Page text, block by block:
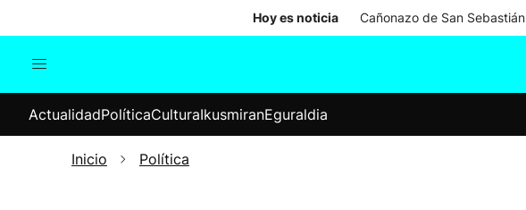
Hoy es noticia Cañonazo de San Sebastián
Internacional
Elecciones
ActualidadPolíticaCulturaIkusmiranEguraldia
Inicio Política